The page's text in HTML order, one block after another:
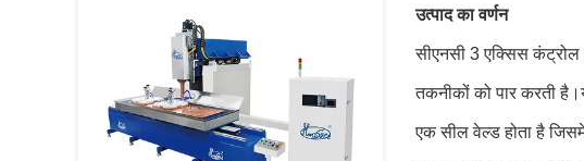
उत्पाद का वर्णन
सीएनसी 3 एक्सिस कंट्रोल
तकनीकों को पार करती
एक सील वेल्ड होता है